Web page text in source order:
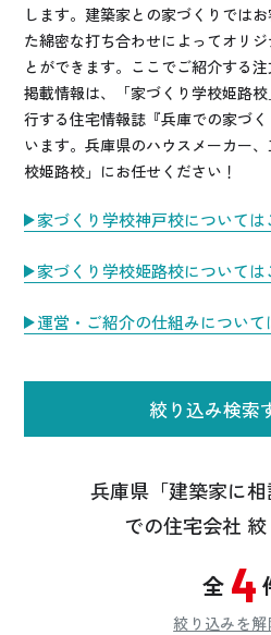
お役立ち情報
公式SNSをチ
YOUTUBE
プライバシーポリシー
します。建築家との家づくりでは
た綿密な打ち合わせによってオリ
とができます。ここでご紹介する
掲載情報は、「家づくり学校姫路
行する住宅情報誌『兵庫での家づ
います。兵庫県のハウスメーカー
校姫路校」にお任せください！
家づくり学校神戸校については
家づくり学校姫路校については
運営・ご紹介の仕組みについて
絞り込み検索
兵庫県「建築家に相
での住宅会社
全 4
絞り込みを解